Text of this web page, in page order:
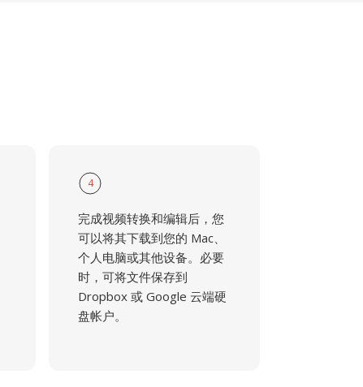
4
完成视频转换和编辑后，您
可以将其下载到您的 Mac、
个人电脑或其他设备。必要
时，可将文件保存到
Dropbox 或 Google 云端硬
盘帐户。